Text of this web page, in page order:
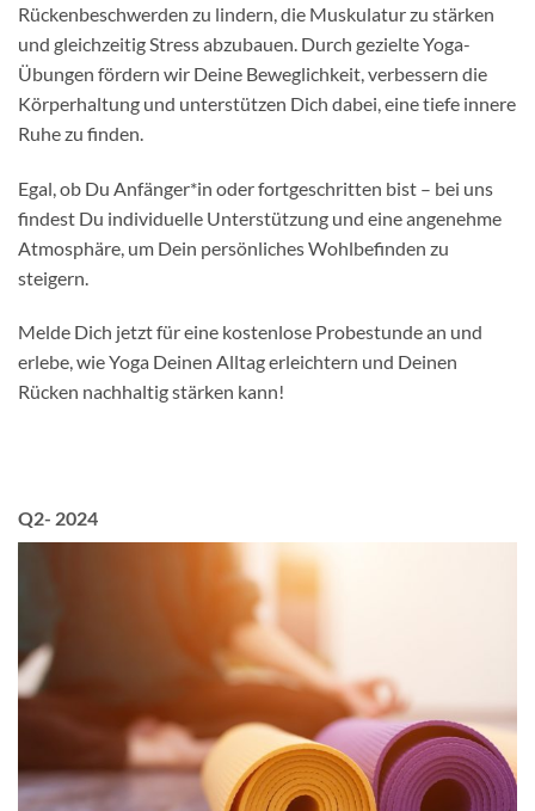
Rückenbeschwerden zu lindern, die Muskulatur zu stärken
und gleichzeitig Stress abzubauen. Durch gezielte Yoga-
Übungen fördern wir Deine Beweglichkeit, verbessern die
Körperhaltung und unterstützen Dich dabei, eine tiefe innere
Ruhe zu finden.
Egal, ob Du Anfänger*in oder fortgeschritten bist – bei uns
findest Du individuelle Unterstützung und eine angenehme
Atmosphäre, um Dein persönliches Wohlbefinden zu
steigern.
Melde Dich jetzt für eine kostenlose Probestunde an und
erlebe, wie Yoga Deinen Alltag erleichtern und Deinen
Rücken nachhaltig stärken kann!
Q2- 2024